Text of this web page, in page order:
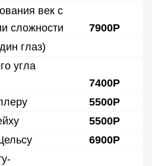
век с
сложности
7900Р
глаз)
угла
7400Р
5500Р
5500Р
6900Р